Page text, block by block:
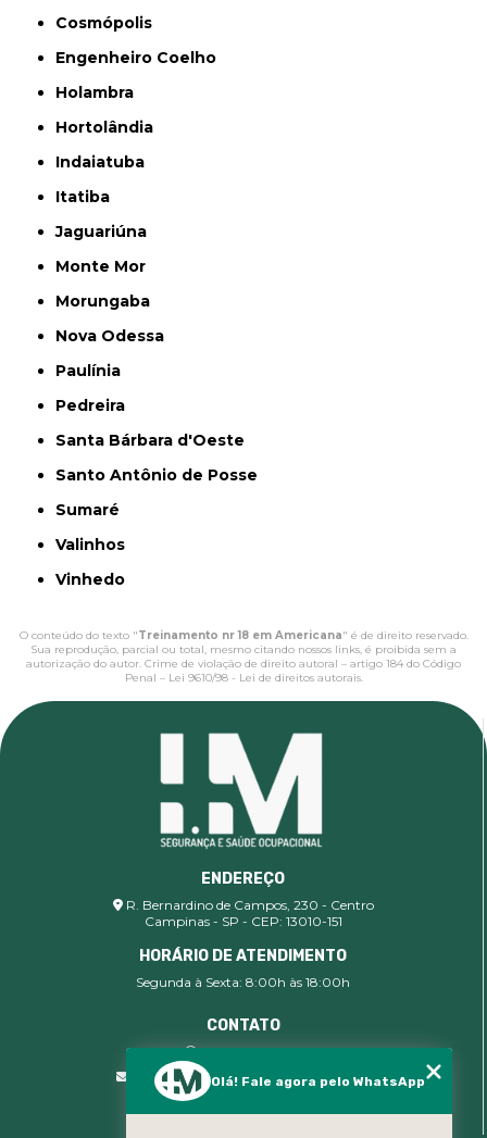
Cosmópolis
Engenheiro Coelho
Holambra
Hortolândia
Indaiatuba
Itatiba
Jaguariúna
Monte Mor
Morungaba
Nova Odessa
Paulínia
Pedreira
Santa Bárbara d'Oeste
Santo Antônio de Posse
Sumaré
Valinhos
Vinhedo
O conteúdo do texto "Treinamento nr 18 em Americana" é de direito reservado.
Sua reprodução, parcial ou total, mesmo citando nossos links, é proibida sem a
autorização do autor. Crime de violação de direito autoral – artigo 184 do Código
Penal – Lei 9610/98 - Lei de direitos autorais.
ENDEREÇO
R. Bernardino de Campos, 230 - Centro
Campinas - SP - CEP: 13010-151
HORÁRIO DE ATENDIMENTO
Segunda à Sexta: 8:00h às 18:00h
CONTATO
(19) 99400-9142
comercial@imsegocupacional.com.br
Olá! Fale agora pelo WhatsApp